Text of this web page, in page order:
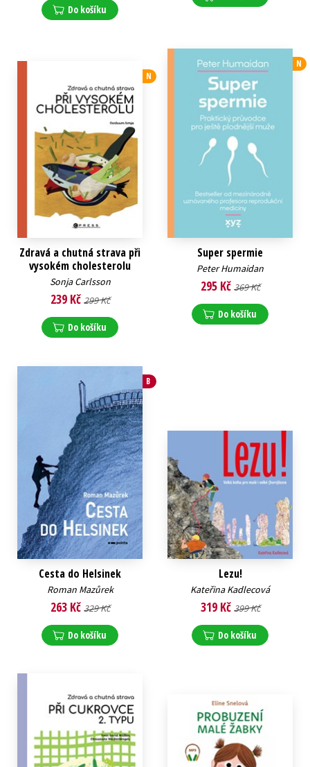
Do košíku
N
Zdravá a chutná strava při
vysokém cholesterolu
Sonja Carlsson
239 Kč 299 Kč
Do košíku
N
Super spermie
Peter Humaidan
295 Kč 369 Kč
Do košíku
B
Cesta do Helsinek
Roman Mazůrek
263 Kč 329 Kč
Do košíku
Lezu!
Kateřina Kadlecová
319 Kč 399 Kč
Do košíku